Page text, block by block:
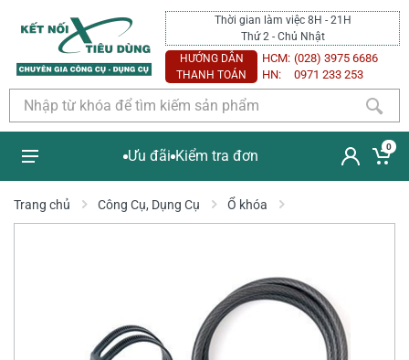
Thời gian làm việc 8H - 21H
Thứ 2 - Chủ Nhật
HƯỚNG DẪN
THANH TOÁN
HCM: (028) 3975 6686
HN:
0971 233 253
Ưu đãi Kiểm tra đơn
0
Trang chủ Công Cụ, Dụng Cụ Ổ khóa